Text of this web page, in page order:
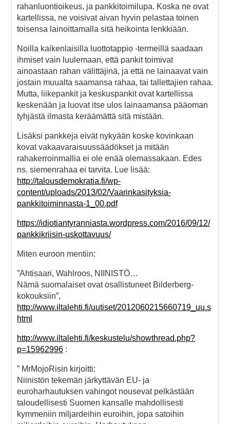
rahanluontioikeus, ja pankkitoimilupa. Koska ne ovat
kartellissa, ne voisivat aivan hyvin pelastaa toinen
toisensa lainoittamalla sitä heikointa lenkkiään.
Noilla kaikenlaisilla luottotappio -termeillä saadaan
ihmiset vain luulemaan, että pankit toimivat
ainoastaan rahan välittäjinä, ja että ne lainaavat vain
jostain muualta saamansa rahaa, tai tallettajien rahaa.
Mutta, liikepankit ja keskuspankit ovat kartellissa
keskenään ja luovat itse ulos lainaamansa pääoman
tyhjästä ilmasta keräämättä sitä mistään.
Lisäksi pankkeja eivät nykyään koske kovinkaan
kovat vakaavaraisuussäädökset ja mitään
rahakerroinmallia ei ole enää olemassakaan. Edes
ns. siemenrahaa ei tarvita. Lue lisää:
http://talousdemokratia.fi/wp-
content/uploads/2013/02/Vaarinkasityksia-
pankkitoiminnasta-1_00.pdf
https://idiotiantyranniasta.wordpress.com/2016/09/12/
pankkikriisin-uskottavuus/
Miten euroon mentiin:
”Ahtisaari, Wahlroos, NIINISTÖ…
Nämä suomalaiset ovat osallistuneet Bilderberg-
kokouksiin”,
http://www.iltalehti.fi/uutiset/2012060215660719_uu.s
html
http://www.iltalehti.fi/keskustelu/showthread.php?
p=15962996 :
” MrMojoRisin kirjoitti:
Niinistön tekemän järkyttävän EU- ja
euroharhautuksen vahingot nousevat pelkästään
taloudellisesti Suomen kansalle mahdollisesti
kymmeniin miljardeihin euroihin, jopa satoihin